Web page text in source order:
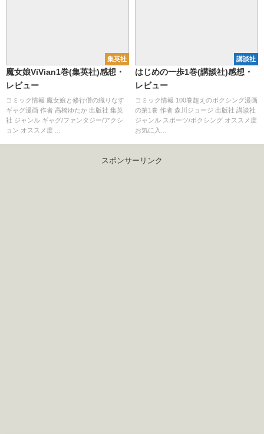
集英社
魔女娘ViVian1巻(集英社)感想・
レビュー
コミック情報 魔女娘と修行僧の織りなす
ギャグ漫画 作者 高橋ゆたか 出版社 集英
社 ジャンル ギャグ/ファンタジー/アクシ
ョン オススメ度 ...
講談社
はじめの一歩1巻(講談社)感想・
レビュー
コミック情報 100巻超えのボクシング漫画
の第1巻 作者 森川ジョージ 出版社 講談社
ジャンル スポーツ/ボクシング オススメ度
お気に入...
スポンサーリンク